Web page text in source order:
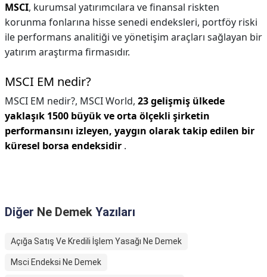
MSCI, kurumsal yatırımcılara ve finansal riskten
korunma fonlarına hisse senedi endeksleri, portföy riski
ile performans analitiği ve yönetişim araçları sağlayan bir
yatırım araştırma firmasıdır.
MSCI EM nedir?
MSCI EM nedir?, MSCI World, 23 gelişmiş ülkede
yaklaşık 1500 büyük ve orta ölçekli şirketin
performansını izleyen, yaygın olarak takip edilen bir
küresel borsa endeksidir .
Diğer Ne Demek Yazıları
Açığa Satış Ve Kredili İşlem Yasağı Ne Demek
Msci Endeksi Ne Demek